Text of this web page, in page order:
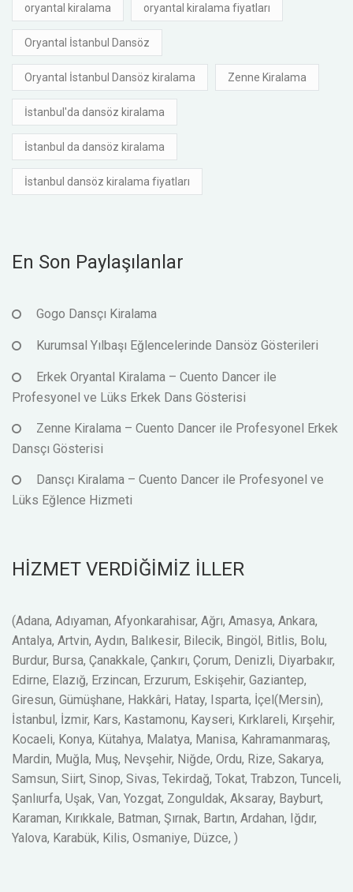
oryantal kiralama oryantal kiralama fiyatları
Oryantal İstanbul Dansöz
Oryantal İstanbul Dansöz kiralama Zenne Kiralama
İstanbul'da dansöz kiralama
İstanbul da dansöz kiralama
İstanbul dansöz kiralama fiyatları
En Son Paylaşılanlar
Gogo Dansçı Kiralama
Kurumsal Yılbaşı Eğlencelerinde Dansöz Gösterileri
Erkek Oryantal Kiralama – Cuento Dancer ile
Profesyonel ve Lüks Erkek Dans Gösterisi
Zenne Kiralama – Cuento Dancer ile Profesyonel Erkek
Dansçı Gösterisi
Dansçı Kiralama – Cuento Dancer ile Profesyonel ve
Lüks Eğlence Hizmeti
HİZMET VERDİĞİMİZ İLLER
(Adana, Adıyaman, Afyonkarahisar, Ağrı, Amasya, Ankara,
Antalya, Artvin, Aydın, Balıkesir, Bilecik, Bingöl, Bitlis, Bolu,
Burdur, Bursa, Çanakkale, Çankırı, Çorum, Denizli, Diyarbakır,
Edirne, Elazığ, Erzincan, Erzurum, Eskişehir, Gaziantep,
Giresun, Gümüşhane, Hakkâri, Hatay, Isparta, İçel(Mersin),
İstanbul, İzmir, Kars, Kastamonu, Kayseri, Kırklareli, Kırşehir,
Kocaeli, Konya, Kütahya, Malatya, Manisa, Kahramanmaraş,
Mardin, Muğla, Muş, Nevşehir, Niğde, Ordu, Rize, Sakarya,
Samsun, Siirt, Sinop, Sivas, Tekirdağ, Tokat, Trabzon, Tunceli,
Şanlıurfa, Uşak, Van, Yozgat, Zonguldak, Aksaray, Bayburt,
Karaman, Kırıkkale, Batman, Şırnak, Bartın, Ardahan, Iğdır,
Yalova, Karabük, Kilis, Osmaniye, Düzce, )